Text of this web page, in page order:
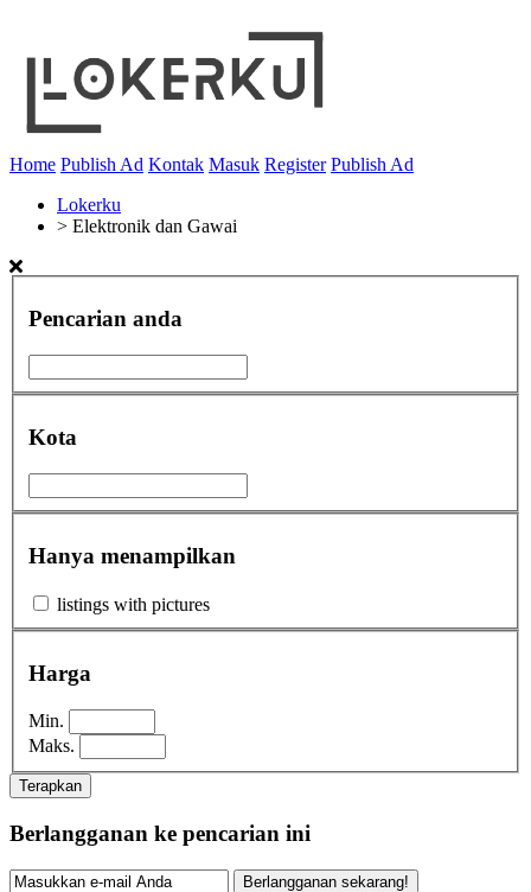
Home Publish Ad Kontak Masuk Register Publish Ad
Lokerku
> Elektronik dan Gawai
Pencarian anda
Kota
Hanya menampilkan
listings with pictures
Harga
Min.
Maks.
Terapkan
Berlangganan ke pencarian ini
Berlangganan sekarang!